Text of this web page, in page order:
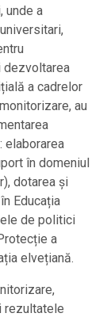
unde a
dezvoltarea
a cadrelor
au
elaborarea
în domeniul
dotarea și
Educația
de politici
a
elvețiană.
rezultatele